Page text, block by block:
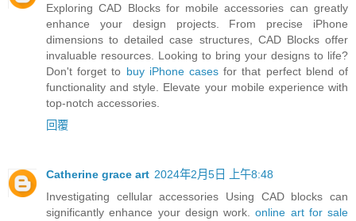
Exploring CAD Blocks for mobile accessories can greatly
enhance your design projects. From precise iPhone
dimensions to detailed case structures, CAD Blocks offer
invaluable resources. Looking to bring your designs to life?
Don't forget to buy iPhone cases for that perfect blend of
functionality and style. Elevate your mobile experience with
top-notch accessories.
回覆
Catherine grace art 2024年2月5日 上午8:48
Investigating cellular accessories Using CAD blocks can
significantly enhance your design work.online art for sale